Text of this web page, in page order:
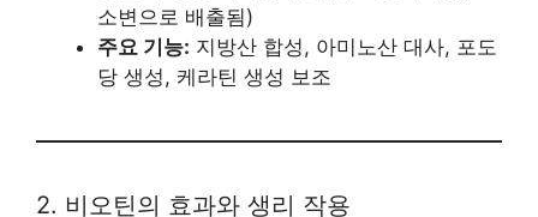
소변으로 배출됨)
주요 기능: 지방산 합성, 아미노산 대사, 포도
당 생성, 케라틴 생성 보조
2. 비오틴의 효과와 생리 작용